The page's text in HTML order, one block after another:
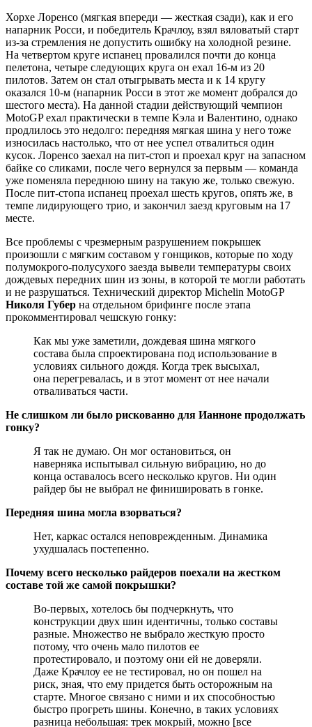
Хорхе Лоренсо (мягкая впереди — жесткая сзади), как и его
напарник Росси, и победитель Крачлоу, взял вяловатый старт
из-за стремления не допустить ошибку на холодной резине.
На четвертом круге испанец провалился почти до конца
пелетона, четыре следующих круга он ехал 16-м из 20
пилотов. Затем он стал отыгрывать места и к 14 кругу
оказался 10-м (напарник Росси в этот же момент добрался до
шестого места). На данной стадии действующий чемпион
MotoGP ехал практически в темпе Кэла и Валентино, однако
продлилось это недолго: передняя мягкая шина у него тоже
износилась настолько, что от нее успел отвалиться один
кусок. Лоренсо заехал на пит-стоп и проехал круг на запасном
байке со сликами, после чего вернулся за первым — команда
уже поменяла переднюю шину на такую же, только свежую.
После пит-стопа испанец проехал шесть кругов, опять же, в
темпе лидирующего трио, и закончил заезд круговым на 17
месте.
Все проблемы с чрезмерным разрушением покрышек
произошли с мягким составом у гонщиков, которые по ходу
полумокрого-полусухого заезда вывели температуры своих
дождевых передних шин из зоны, в которой те могли работать
и не разрушаться. Технический директор Michelin MotoGP
Николя Губер на отдельном брифинге после этапа
прокомментировал чешскую гонку:
Как мы уже заметили, дождевая шина мягкого
состава была спроектирована под использование в
условиях сильного дождя. Когда трек высыхал,
она перегревалась, и в этот момент от нее начали
отваливаться части.
Не слишком ли было рискованно для Ианноне продолжать
гонку?
Я так не думаю. Он мог остановиться, он
наверняка испытывал сильную вибрацию, но до
конца оставалось всего несколько кругов. Ни один
райдер бы не выбрал не финишировать в гонке.
Передняя шина могла взорваться?
Нет, каркас остался неповрежденным. Динамика
ухудшалась постепенно.
Почему всего несколько райдеров поехали на жестком
составе той же самой покрышки?
Во-первых, хотелось бы подчеркнуть, что
конструкции двух шин идентичны, только составы
разные. Множество не выбрало жесткую просто
потому, что очень мало пилотов ее
протестировало, и поэтому они ей не доверяли.
Даже Крачлоу ее не тестировал, но он пошел на
риск, зная, что ему придется быть осторожным на
старте. Многое связано с ними и их способностью
быстро прогреть шины. Конечно, в таких условиях
разница небольшая: трек мокрый, можно [все